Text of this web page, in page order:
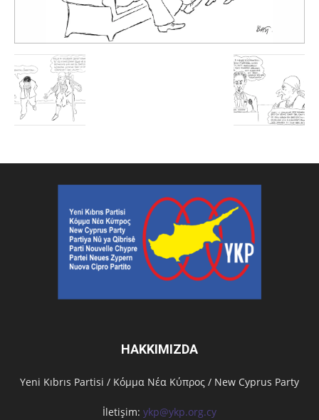
HAKKIMIZDA
Υeni Kıbrıs Partisi / Κόμμα Νέα Κύπρος / New Cyprus Party
İletişim: ykp@ykp.org.cy